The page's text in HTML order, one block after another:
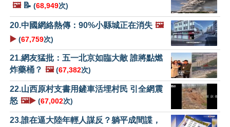
🖼️📝 (68,949次)
20.中國網絡熱傳：90%小縣城正在消失 🖼️
▶️ (67,759次)
21.網友猛批：五一北京如臨大敵 誰將點燃
炸藥桶？ 🖼️ (67,382次)
22.山西原村支書用鏟車活埋村民 引全網震
怒 🖼️▶️ (67,002次)
23.誰在逼大陸年輕人謀反？躺平成間諜，